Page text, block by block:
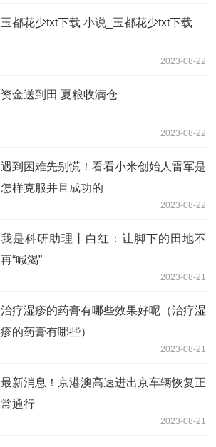
玉都花少txt下载 小说_玉都花少txt下载
2023-08-22
资金送到田 夏粮收满仓
2023-08-22
遇到困难先别慌！看看小米创始人雷军是
怎样克服并且成功的
2023-08-22
我是科研助理丨白红：让脚下的田地不
再“喊渴”
2023-08-21
治疗湿疹的药膏有哪些效果好呢（治疗湿
疹的药膏有哪些）
2023-08-21
最新消息！京港澳高速进出京车辆恢复正
常通行
2023-08-21